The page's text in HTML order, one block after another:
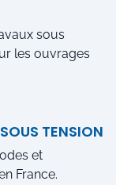
sous
les ouvrages
TENSION
et
France.